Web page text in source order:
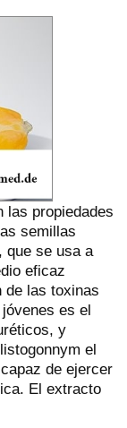
las propiedades
semillas
que se usa a
eficaz
de las toxinas
es el
y
el
de ejercer
El extracto